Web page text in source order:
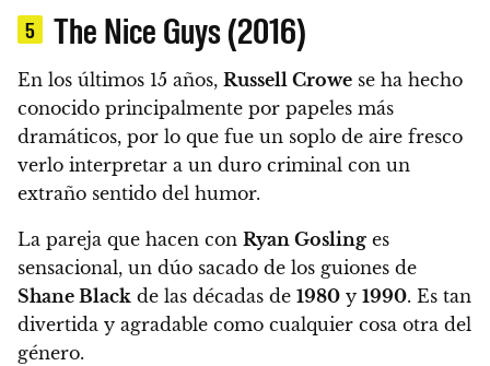
5 The Nice Guys (2016)
En los últimos 15 años, Russell Crowe se ha hecho
conocido principalmente por papeles más
dramáticos, por lo que fue un soplo de aire fresco
verlo interpretar a un duro criminal con un
extraño sentido del humor.
La pareja que hacen con Ryan Gosling es
sensacional, un dúo sacado de los guiones de
Shane Black de las décadas de 1980 y 1990. Es tan
divertida y agradable como cualquier cosa otra del
género.